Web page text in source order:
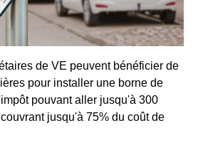
de VE peuvent bénéficier de
pour installer une borne de
pouvant aller jusqu'à 300
jusqu'à 75% du coût de